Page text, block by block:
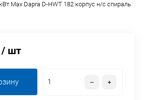
Max Dapra D-HWT 182 корпус н/с спираль
/ шт